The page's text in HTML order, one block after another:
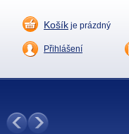
Košík je prázdný
Přihlášení